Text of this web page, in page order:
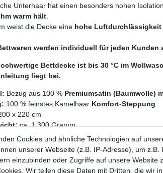
Unterhaar hat einen besonders hohen
warm hält
weist die Decke eine hohe Luftdurchlässigkeit
werden individuell für jeden Kunden
Bettdecke ist bis 30 °C im
liegt bei.
Bezug aus 100 % Premiumsatin (Baumwolle)
100 % feinstes Kamelhaar Komfort-Steppung
x 220 cm
ca. 1.300 Gramm
Cookies und ähnliche Technologien auf
unserer Webseite (z.B. IP-Adresse), um
einzubinden oder Zugriffe auf unsere
Wir teilen diese Daten mit Dritten, die wir